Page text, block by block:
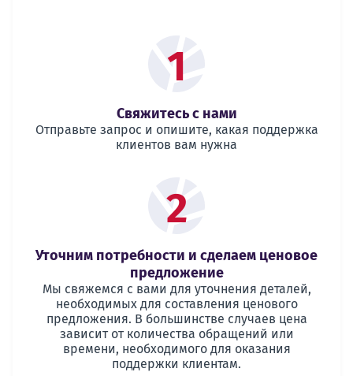
1
Свяжитесь с нами
Отправьте запрос и опишите, какая поддержка
клиентов вам нужна
2
Уточним потребности и сделаем ценовое
предложение
Мы свяжемся с вами для уточнения деталей,
необходимых для составления ценового
предложения. В большинстве случаев цена
зависит от количества обращений или
времени, необходимого для оказания
поддержки клиентам.